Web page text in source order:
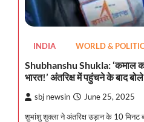
INDIA WORLD &
Shubhanshu Shukla: ‘कमाल
भारत!’ अंतरिक्ष में पहुंचने के बाद
sbj newsin June 25, 2025
शुभांशु शुक्ला ने अंतरिक्ष उड़ान के 10 मिनट